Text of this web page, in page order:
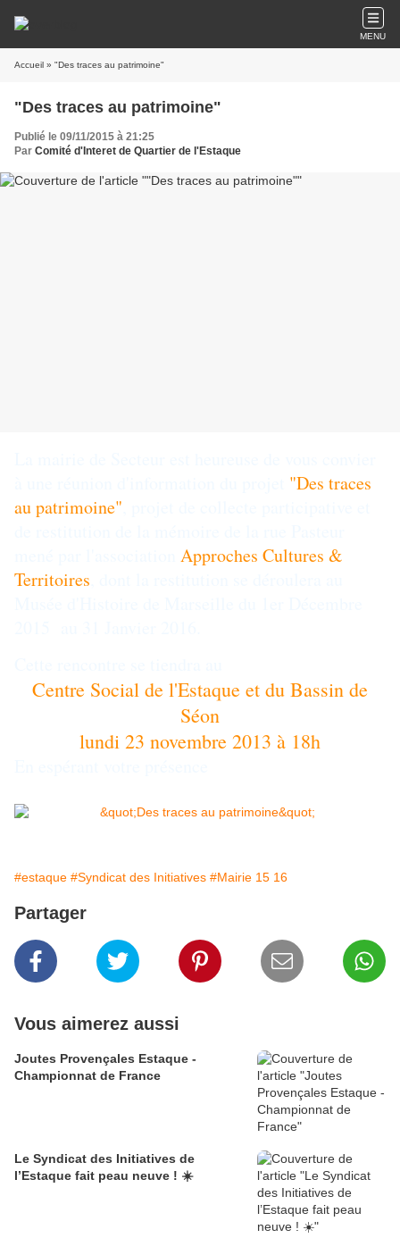
MENU
Accueil » "Des traces au patrimoine"
"Des traces au patrimoine"
Publié le 09/11/2015 à 21:25
Par Comité d'Interet de Quartier de l'Estaque
"Des traces
au patrimoine"
Approches Cultures &
Territoires
Centre Social de l'Estaque et du Bassin de
Séon
lundi 23 novembre 2013 à 18h
#estaque #Syndicat des Initiatives #Mairie 15 16
Partager
Vous aimerez aussi
Joutes Provençales Estaque -
Championnat de France
Le Syndicat des Initiatives de
l’Estaque fait peau neuve ! ☀️